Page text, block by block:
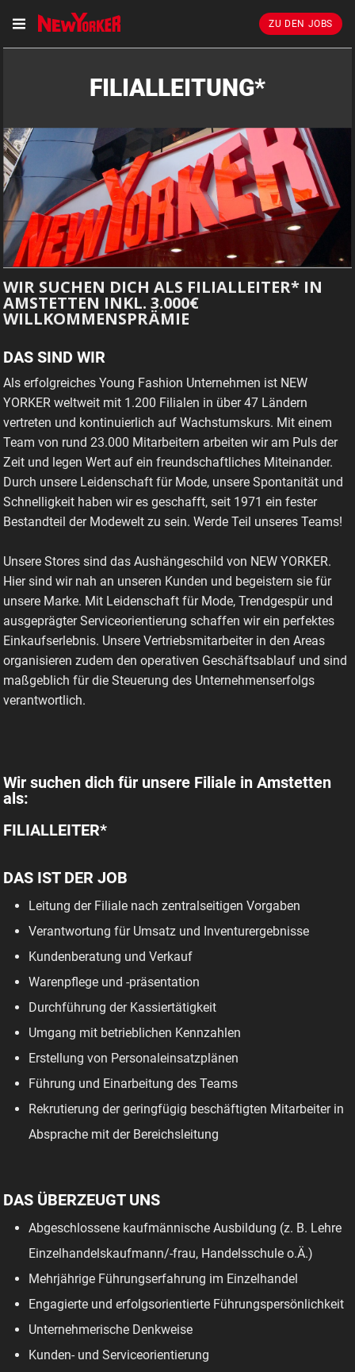
ZU DEN JOBS
FILIALLEITUNG*
WIR SUCHEN DICH ALS FILIALLEITER* IN
AMSTETTEN INKL. 3.000€
WILLKOMMENSPRÄMIE
DAS SIND WIR
Als erfolgreiches Young Fashion Unternehmen ist NEW
YORKER weltweit mit 1.200 Filialen in über 47 Ländern
vertreten und kontinuierlich auf Wachstumskurs. Mit einem
Team von rund 23.000 Mitarbeitern arbeiten wir am Puls der
Zeit und legen Wert auf ein freundschaftliches Miteinander.
Durch unsere Leidenschaft für Mode, unsere Spontanität und
Schnelligkeit haben wir es geschafft, seit 1971 ein fester
Bestandteil der Modewelt zu sein. Werde Teil unseres Teams!
Unsere Stores sind das Aushängeschild von NEW YORKER.
Hier sind wir nah an unseren Kunden und begeistern sie für
unsere Marke. Mit Leidenschaft für Mode, Trendgespür und
ausgeprägter Serviceorientierung schaffen wir ein perfektes
Einkaufserlebnis. Unsere Vertriebsmitarbeiter in den Areas
organisieren zudem den operativen Geschäftsablauf und sind
maßgeblich für die Steuerung des Unternehmenserfolgs
verantwortlich.
Wir suchen dich für unsere Filiale in Amstetten
als:
FILIALLEITER*
DAS IST DER JOB
Leitung der Filiale nach zentralseitigen Vorgaben
Verantwortung für Umsatz und Inventurergebnisse
Kundenberatung und Verkauf
Warenpflege und -präsentation
Durchführung der Kassiertätigkeit
Umgang mit betrieblichen Kennzahlen
Erstellung von Personaleinsatzplänen
Führung und Einarbeitung des Teams
Rekrutierung der geringfügig beschäftigten Mitarbeiter in
Absprache mit der Bereichsleitung
DAS ÜBERZEUGT UNS
Abgeschlossene kaufmännische Ausbildung (z. B. Lehre
Einzelhandelskaufmann/-frau, Handelsschule o.Ä.)
Mehrjährige Führungserfahrung im Einzelhandel
Engagierte und erfolgsorientierte Führungspersönlichkeit
Unternehmerische Denkweise
Kunden- und Serviceorientierung